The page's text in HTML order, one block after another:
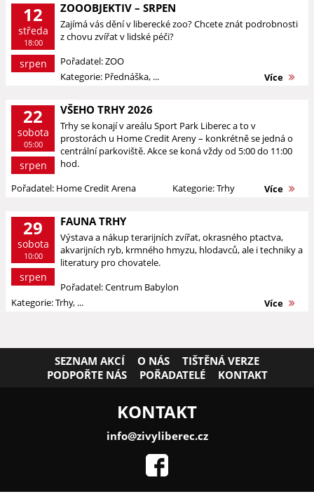
12
středa
18:00
srpen
ZOOOBJEKTIV – SRPEN
Zajímá vás dění v liberecké zoo? Chcete znát podrobnosti
z chovu zvířat v lidské péči?
Pořadatel: ZOO
Kategorie: Přednáška, ...
Více
22
sobota
05:00
srpen
VŠEHO TRHY 2026
Trhy se konají v areálu Sport Park Liberec a to v
prostorách u Home Credit Areny – konkrétně se jedná o
centrální parkoviště. Akce se koná vždy od 5:00 do 11:00
hod.
Pořadatel: Home Credit Arena
Kategorie: Trhy Více
29
sobota
10:00
srpen
FAUNA TRHY
Výstava a nákup terarijních zvířat, okrasného ptactva,
akvarijních ryb, krmného hmyzu, hlodavců, ale i techniky a
literatury pro chovatele.
Pořadatel: Centrum Babylon
Kategorie: Trhy, ...
Více
SEZNAM AKCÍ O NÁS
TIŠTĚNÁ VERZE
PODPOŘTE NÁS
POŘADATELÉ KONTAKT
KONTAKT
info@zivyliberec.cz